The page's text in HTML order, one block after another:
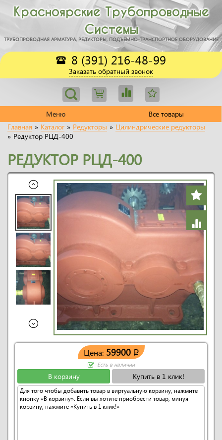
Красноярские Трубопроводные
Системы
ТРУБОПРОВОДНАЯ АРМАТУРА, РЕДУКТОРЫ, ПОДЪЁМНО-ТРАНСПОРТНОЕ ОБОРУДОВАНИЕ
8 (391) 216-48-99
Заказать обратный звонок
Меню
Все товары
Главная » Каталог » Редукторы » Цилиндрические редукторы
» Редуктор РЦД-400
РЕДУКТОР РЦД-400
Цена: 59900 q
Есть в наличии
В корзину Купить в 1 клик!
Для того чтобы добавить товар в виртуальную корзину, нажмите
кнопку «В корзину». Если вы хотите приобрести товар, минуя
корзину, нажмите «Купить в 1 клик!»